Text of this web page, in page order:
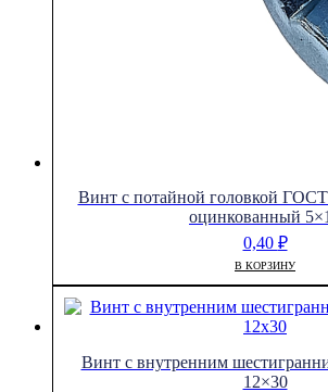
Винт с потайной головкой
оцинкованный
0,40 ₽
В КОРЗИНУ
Винт с внутренним
12×30